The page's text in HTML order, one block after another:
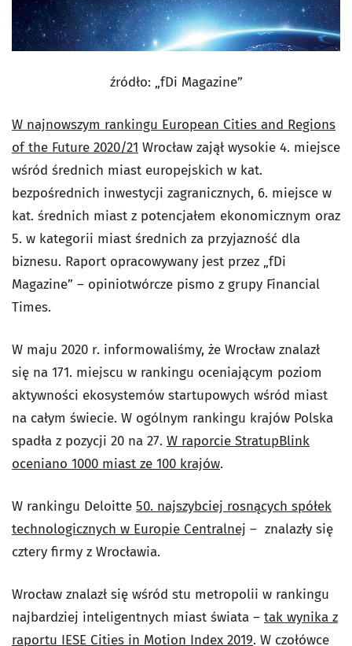
źródło: „fDi Magazine”
W najnowszym rankingu European Cities and Regions
of the Future 2020/21 Wrocław zajął wysokie 4. miejsce
wśród średnich miast europejskich w kat.
bezpośrednich inwestycji zagranicznych, 6. miejsce w
kat. średnich miast z potencjałem ekonomicznym oraz
5. w kategorii miast średnich za przyjazność dla
biznesu. Raport opracowywany jest przez „fDi
Magazine” – opiniotwórcze pismo z grupy Financial
Times.
W maju 2020 r. informowaliśmy, że Wrocław znalazł
się na 171. miejscu w rankingu oceniającym poziom
aktywności ekosystemów startupowych wśród miast
na całym świecie. W ogólnym rankingu krajów Polska
spadła z pozycji 20 na 27. W raporcie StratupBlink
oceniano 1000 miast ze 100 krajów.
W rankingu Deloitte 50. najszybciej rosnących spółek
technologicznych w Europie Centralnej – znalazły się
cztery firmy z Wrocławia.
Wrocław znalazł się wśród stu metropolii w rankingu
najbardziej inteligentnych miast świata – tak wynika z
raportu IESE Cities in Motion Index 2019. W czołówce